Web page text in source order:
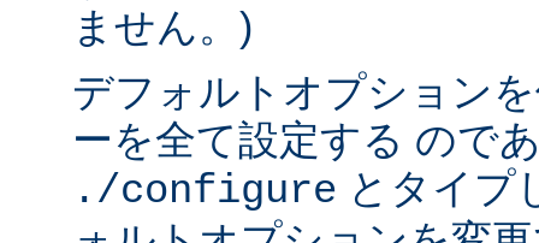
ません。)
デフォルトオプション
ーを全て設定する ので
./configure とタイプ